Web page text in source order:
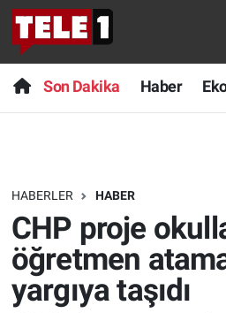
Son Dakika Haber
HABERLER HABER
CHP proje
öğretmen
yargıya taşıdı
Anında Manşet
Başka Sohbetler
Bilim turu
Bilim ve Teknoloji Evreni
Doğa Konuşuyor
Son Dakika
Haber
Dünya
Teknoloji
Sağlık
Nöbetçi Eczaneler
Hava Durumu
Trafik Durumu
Süper Lig Puan Durumu
Tüm Manşetler